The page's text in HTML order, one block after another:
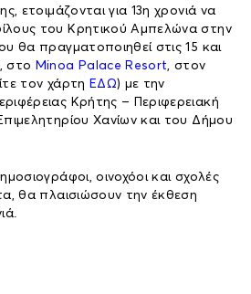
ετοιμάζονται για 13η χρονιά να
του Κρητικού Αμπελώνα στην
θα πραγματοποιηθεί στις 15 και
στο Minoa Palace Resort
, στον
τον χάρτη ΕΔΩ) με την
Κρήτης – Περιφερειακή
Χανίων και του Δήμου
οινοχόοι και σχολές
θα πλαισιώσουν την έκθεση